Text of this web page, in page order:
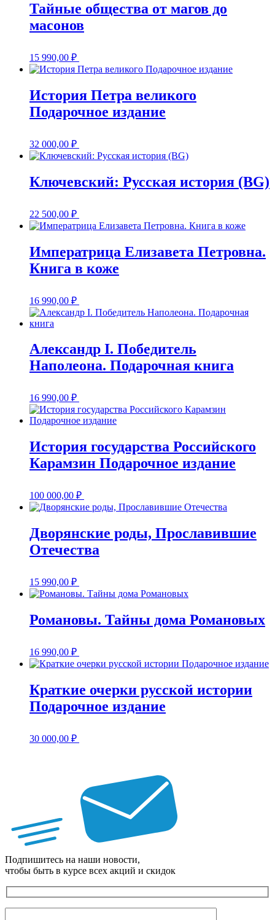
Тайные общества от магов до
масонов
15 990,00 ₽
История Петра великого
Подарочное издание
32 000,00 ₽
Ключевский: Русская история (BG)
22 500,00 ₽
Императрица Елизавета Петровна.
Книга в коже
16 990,00 ₽
Александр I. Победитель
Наполеона. Подарочная книга
16 990,00 ₽
История государства Российского
Карамзин Подарочное издание
100 000,00 ₽
Дворянские роды, Прославившие
Отечества
15 990,00 ₽
Романовы. Тайны дома Романовых
16 990,00 ₽
Краткие очерки русской истории
Подарочное издание
30 000,00 ₽
Подпишитесь на наши новости,
чтобы быть в курсе всех акций и скидок